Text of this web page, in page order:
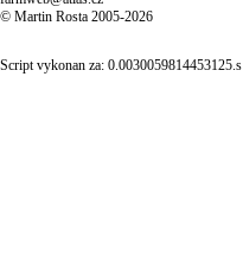
© Martin Rosta 2005-2026
Script vykonan za: 0.0030059814453125.s